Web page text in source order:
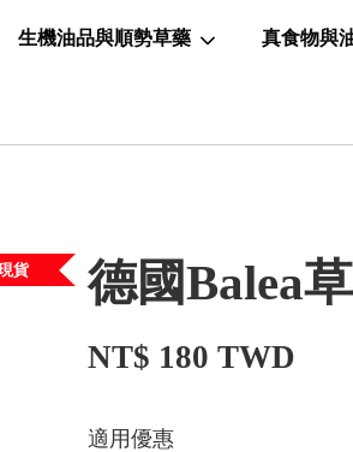
生機油品與順勢草藥 真食物與
貨 德國Balea
NT$ 180 TWD
適用優惠